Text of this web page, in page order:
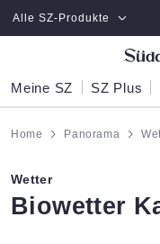
Zum Hauptinhalt springen
Alle SZ-Produkte
Meine SZ SZ Plus
Home Panorama
Wetter
:
Biowetter